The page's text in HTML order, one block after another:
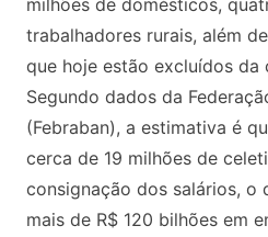
trabalhadores rurais, além
que hoje estão excluídos da
Segundo dados da
(Febraban), a estimativa é
cerca de 19 milhões de
consignação dos salários, o
mais de R$ 120 bilhões em